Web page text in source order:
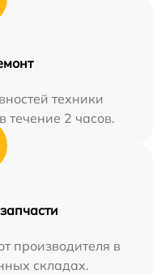
техники
течение 2 часов.
производителя в
складах.